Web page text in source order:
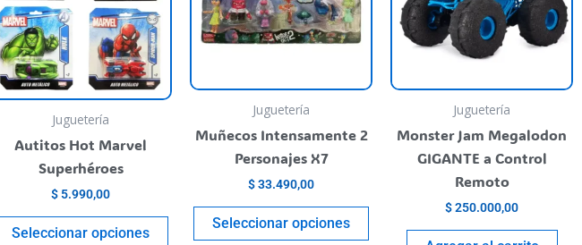
Juguetería
Autitos Hot Marvel
Superhéroes
$ 5.990,00
Seleccionar opciones
variants.
may
be
chosen
page
Juguetería
Muñecos Intensamente 2
Personajes X7
$33.490,00
Seleccionar opciones
variants.
may
chosen
Juguetería
Monster Jam Megalodon
GIGANTE a Control
Remoto
$250.000,00